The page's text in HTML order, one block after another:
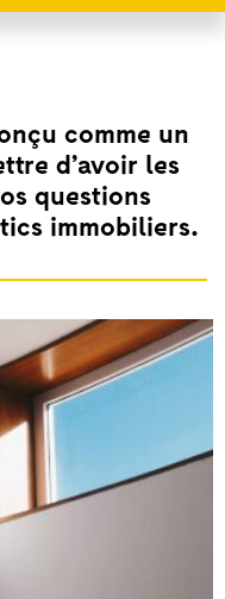
comme un
d’avoir les
questions
immobiliers.